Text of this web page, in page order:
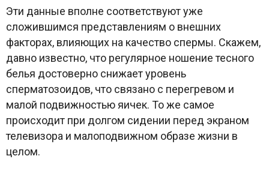
Эти данные вполне соответствуют уже
сложившимся представлениям о внешних
факторах, влияющих на качество спермы. Скажем,
давно известно, что регулярное ношение тесного
белья достоверно снижает уровень
сперматозоидов, что связано с перегревом и
малой подвижностью яичек. То же самое
происходит при долгом сидении перед экраном
телевизора и малоподвижном образе жизни в
целом.